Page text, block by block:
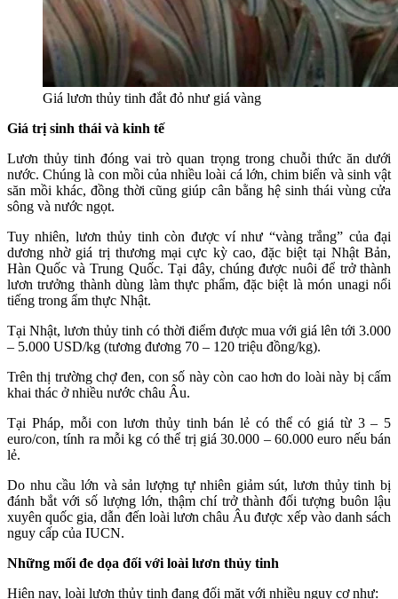
Giá lươn thủy tinh đắt đỏ như giá vàng
Giá trị sinh thái và kinh tế
Lươn thủy tinh đóng vai trò quan trọng trong chuỗi thức ăn dưới
nước. Chúng là con mồi của nhiều loài cá lớn, chim biển và sinh vật
săn mồi khác, đồng thời cũng giúp cân bằng hệ sinh thái vùng cửa
sông và nước ngọt.
Tuy nhiên, lươn thủy tinh còn được ví như “vàng trắng” của đại
dương nhờ giá trị thương mại cực kỳ cao, đặc biệt tại Nhật Bản,
Hàn Quốc và Trung Quốc. Tại đây, chúng được nuôi để trở thành
lươn trưởng thành dùng làm thực phẩm, đặc biệt là món unagi nổi
tiếng trong ẩm thực Nhật.
Tại Nhật, lươn thủy tinh có thời điểm được mua với giá lên tới 3.000
– 5.000 USD/kg (tương đương 70 – 120 triệu đồng/kg).
Trên thị trường chợ đen, con số này còn cao hơn do loài này bị cấm
khai thác ở nhiều nước châu Âu.
Tại Pháp, mỗi con lươn thủy tinh bán lẻ có thể có giá từ 3 – 5
euro/con, tính ra mỗi kg có thể trị giá 30.000 – 60.000 euro nếu bán
lẻ.
Do nhu cầu lớn và sản lượng tự nhiên giảm sút, lươn thủy tinh bị
đánh bắt với số lượng lớn, thậm chí trở thành đối tượng buôn lậu
xuyên quốc gia, dẫn đến loài lươn châu Âu được xếp vào danh sách
nguy cấp của IUCN.
Những mối đe dọa đối với loài lươn thủy tinh
Hiện nay, loài lươn thủy tinh đang đối mặt với nhiều nguy cơ như: